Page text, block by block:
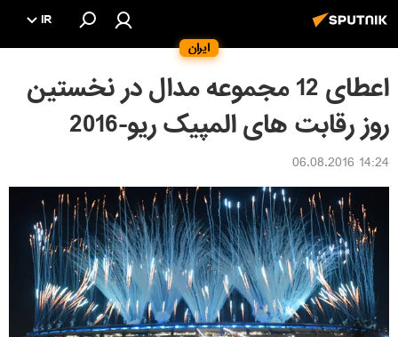
ایران
IR
اعطای 12 مجموعه مدال در نخستین
روز رقابت های المپیک ریو-2016
14:24 06.08.2016